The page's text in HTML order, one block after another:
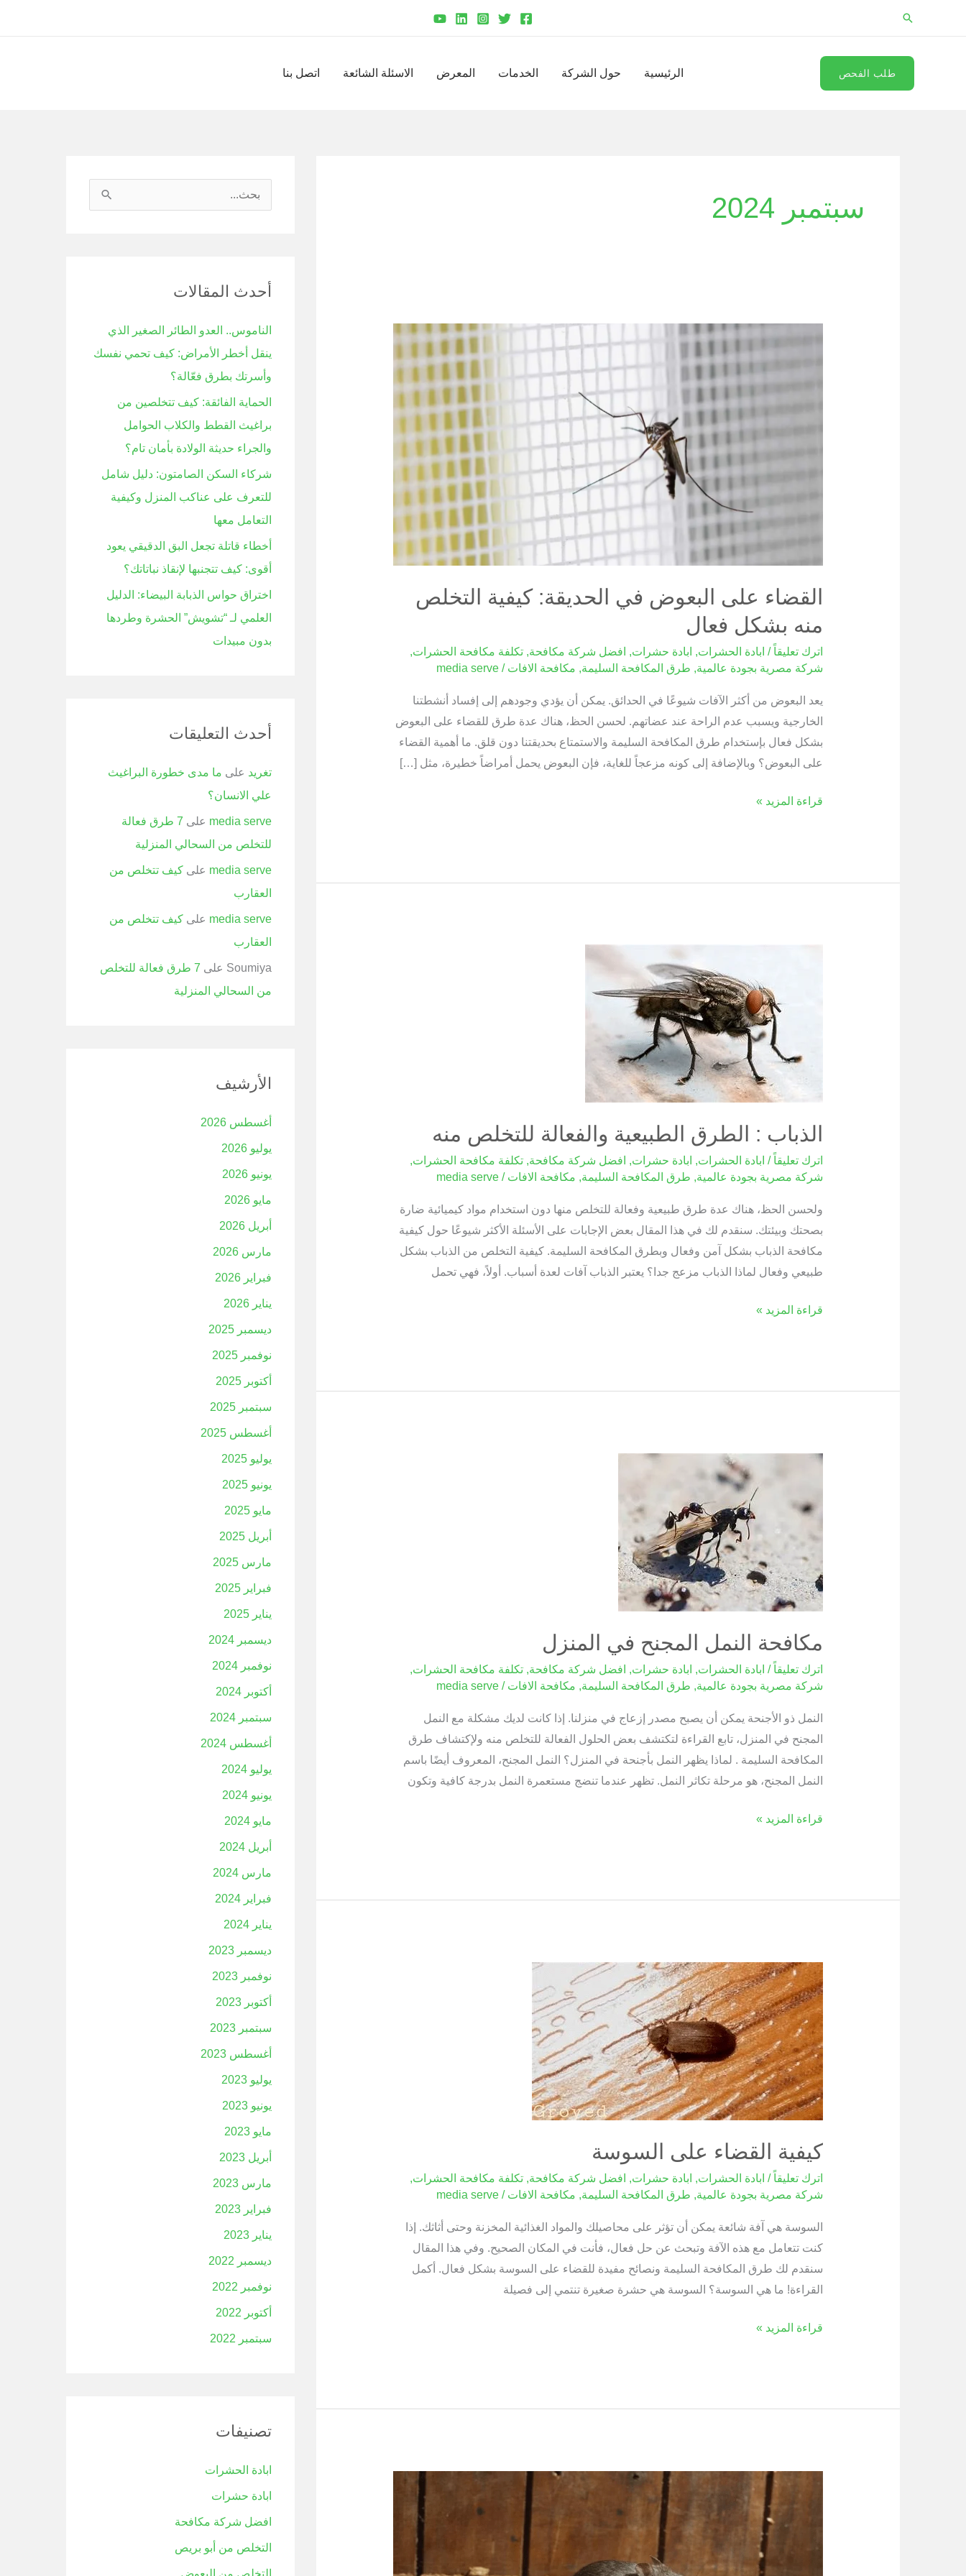
البحث
طلب الفحص الرئيسية حول الشركة الخدمات المعرض الاسئلة الشائعة اتصل بنا
سبتمبر 2024
القضاء على البعوض في الحديقة: كيفية التخلص
منه بشكل فعال
اترك تعليقاً / ابادة الحشرات, ابادة حشرات, افضل شركة مكافحة, تكلفة مكافحة الحشرات,
شركة مصرية بجودة عالمية, طرق المكافحة السليمة, مكافحة الافات /
media serve
يعد البعوض من أكثر الآفات شيوعًا في الحدائق. يمكن أن يؤدي وجودهم إلى إفساد أنشطتنا
الخارجية ويسبب عدم الراحة عند عضاتهم. لحسن الحظ، هناك عدة طرق للقضاء على البعوض
بشكل فعال بإستخدام طرق المكافحة السليمة والاستمتاع بحديقتنا دون قلق. ما أهمية القضاء
على البعوض؟ وبالإضافة إلى كونه مزعجاً للغاية، فإن البعوض يحمل أمراضاً خطيرة، مثل […]
الحديقة:
قراءة المزيد »
الذباب : الطرق الطبيعية والفعالة للتخلص منه
اترك تعليقاً / ابادة الحشرات, ابادة حشرات, افضل شركة مكافحة, تكلفة مكافحة الحشرات,
شركة مصرية بجودة عالمية, طرق المكافحة السليمة, مكافحة الافات /
media serve
ولحسن الحظ، هناك عدة طرق طبيعية وفعالة للتخلص منها دون استخدام مواد كيميائية ضارة
بصحتك وبيئتك. سنقدم لك في هذا المقال بعض الإجابات على الأسئلة الأكثر شيوعًا حول كيفية
مكافحة الذباب بشكل آمن وفعال وبطرق المكافحة السليمة. كيفية التخلص من الذباب بشكل
طبيعي وفعال لماذا الذباب مزعج جدا؟ يعتبر الذباب آفات لعدة أسباب. أولاً، فهي تحمل
للتخلص
قراءة المزيد »
مكافحة النمل المجنح في المنزل
اترك تعليقاً / ابادة الحشرات, ابادة حشرات, افضل شركة مكافحة, تكلفة مكافحة الحشرات,
شركة مصرية بجودة عالمية, طرق المكافحة السليمة, مكافحة الافات /
media serve
النمل ذو الأجنحة يمكن أن يصبح مصدر إزعاج في منزلنا. إذا كانت لديك مشكلة مع النمل
المجنح في المنزل، تابع القراءة لتكتشف بعض الحلول الفعالة للتخلص منه ولإكتشاف طرق
المكافحة السليمة . لماذا يظهر النمل بأجنحة في المنزل؟ النمل المجنح، المعروف أيضًا باسم
النمل المجنح، هو مرحلة تكاثر النمل. تظهر عندما تنضج مستعمرة النمل بدرجة كافية وتكون
مكافحة
المجنح
قراءة المزيد »
كيفية القضاء على السوسة
اترك تعليقاً / ابادة الحشرات, ابادة حشرات, افضل شركة مكافحة, تكلفة مكافحة الحشرات,
شركة مصرية بجودة عالمية, طرق المكافحة السليمة, مكافحة الافات /
media serve
السوسة هي آفة شائعة يمكن أن تؤثر على محاصيلك والمواد الغذائية المخزنة وحتى أثاثك. إذا
كنت تتعامل مع هذه الآفة وتبحث عن حل فعال، فأنت في المكان الصحيح. وفي هذا المقال
سنقدم لك طرق المكافحة السليمة ونصائح مفيدة للقضاء على السوسة بشكل فعال. أكمل
القراءة! ما هي السوسة؟ السوسة هي حشرة صغيرة تنتمي إلى فصيلة
كيفية
القضاء
على
السوسة
قراءة المزيد »
الفئران
ث
ن
:
أحدث المقالات
الناموس.. العدو الطائر الصغير الذي
ينقل أخطر الأمراض: كيف تحمي نفسك
وأسرتك بطرق فعّالة؟
الحماية الفائقة: كيف تتخلصين من
براغيث القطط والكلاب الحوامل
والجراء حديثة الولادة بأمان تام؟
شركاء السكن الصامتون: دليل شامل
للتعرف على عناكب المنزل وكيفية
التعامل معها
أخطاء قاتلة تجعل البق الدقيقي يعود
أقوى: كيف تتجنبها لإنقاذ نباتاتك؟
اختراق حواس الذبابة البيضاء: الدليل
العلمي لـ “تشويش” الحشرة وطردها
بدون مبيدات
أحدث التعليقات
تغريد على ما مدى خطورة البراغيث
علي الانسان؟
media serve على
7 طرق فعالة
للتخلص من السحالي المنزلية
media serve على كيف تتخلص من
العقارب
media serve على كيف تتخلص من
العقارب
Soumiya على
7 طرق فعالة للتخلص
من السحالي المنزلية
الأرشيف
أغسطس 2026
يوليو 2026
يونيو 2026
مايو 2026
أبريل 2026
مارس 2026
فبراير 2026
يناير 2026
ديسمبر 2025
نوفمبر 2025
أكتوبر 2025
سبتمبر 2025
أغسطس 2025
يوليو 2025
يونيو 2025
مايو 2025
أبريل 2025
مارس 2025
فبراير 2025
يناير 2025
ديسمبر 2024
نوفمبر 2024
أكتوبر 2024
سبتمبر 2024
أغسطس 2024
يوليو 2024
يونيو 2024
مايو 2024
أبريل 2024
مارس 2024
فبراير 2024
يناير 2024
ديسمبر 2023
نوفمبر 2023
أكتوبر 2023
سبتمبر 2023
أغسطس 2023
يوليو 2023
يونيو 2023
مايو 2023
أبريل 2023
مارس 2023
فبراير 2023
يناير 2023
ديسمبر 2022
نوفمبر 2022
أكتوبر 2022
سبتمبر 2022
تصنيفات
ابادة الحشرات
ابادة حشرات
افضل شركة مكافحة
التخلص من أبو بريص
التخلص من البعوض